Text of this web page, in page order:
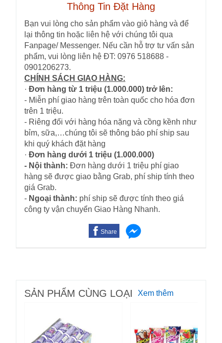
Thông Tin Đặt Hàng
Bạn vui lòng cho sản phẩm vào giỏ hàng và để
lại thông tin hoặc liên hệ với chúng tôi qua
Fanpage/ Messenger. Nếu cần hỗ trợ tư vấn sản
phẩm, vui lòng liên hệ ĐT: 0976 518688 -
0901206273.
CHÍNH SÁCH GIAO HÀNG:
· Đơn hàng từ 1 triệu (1.000.000) trở lên:
- Miễn phí giao hàng trên toàn quốc cho hóa đơn
trên 1 triệu.
- Riêng đối với hàng hóa nặng và cồng kềnh như
bỉm, sữa,…chúng tôi sẽ thông báo phí ship sau
khi quý khách đặt hàng
· Đơn hàng dưới 1 triệu (1.000.000)
- Nội thành: Đơn hàng dưới 1 triệu phí giao
hàng sẽ được giao bằng Grab, phí ship tính theo
giá Grab.
- Ngoại thành: phí ship sẽ được tính theo giá
công ty vận chuyển Giao Hàng Nhanh.
Share
SẢN PHẨM CÙNG LOẠI Xem thêm